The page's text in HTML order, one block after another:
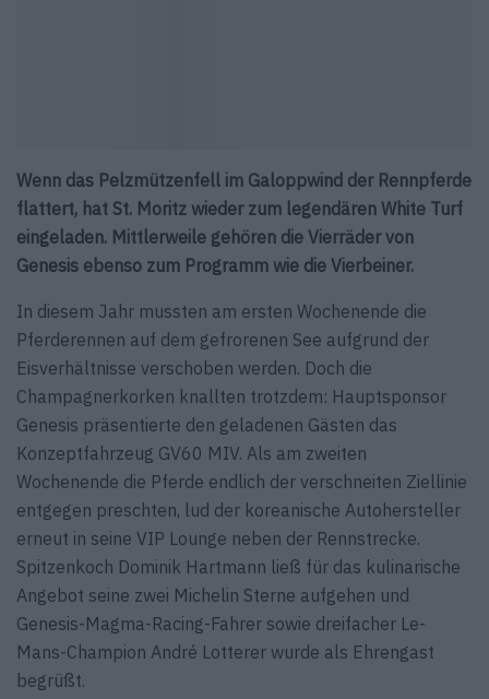
Wenn das Pelzmützenfell im Galoppwind der Rennpferde
flattert, hat St. Moritz wieder zum legendären White Turf
eingeladen. Mittlerweile gehören die Vierräder von
Genesis ebenso zum Programm wie die Vierbeiner.
In diesem Jahr mussten am ersten Wochenende die
Pferderennen auf dem gefrorenen See aufgrund der
Eisverhältnisse verschoben werden. Doch die
Champagnerkorken knallten trotzdem: Hauptsponsor
Genesis präsentierte den geladenen Gästen das
Konzeptfahrzeug GV60 MIV. Als am zweiten
Wochenende die Pferde endlich der verschneiten Ziellinie
entgegen preschten, lud der koreanische Autohersteller
erneut in seine VIP Lounge neben der Rennstrecke.
Spitzenkoch Dominik Hartmann ließ für das kulinarische
Angebot seine zwei Michelin Sterne aufgehen und
Genesis-Magma-Racing-Fahrer sowie dreifacher Le-
Mans-Champion André Lotterer wurde als Ehrengast
begrüßt.